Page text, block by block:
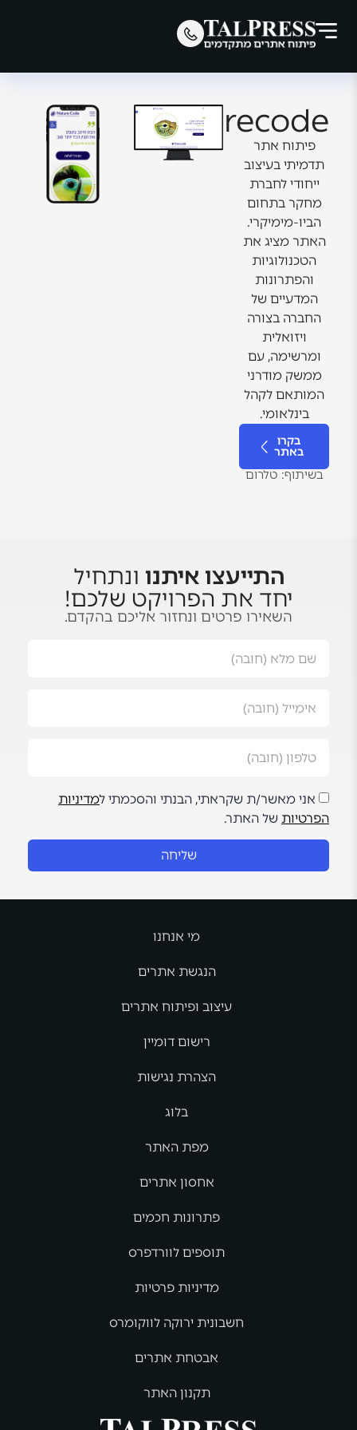
Naturecode
פיתוח אתר
תדמיתי בעיצוב
ייחודי לחברת
מחקר בתחום
הביו-מימיקרי.
האתר מציג את
הטכנולוגיות
והפתרונות
המדעיים של
החברה בצורה
ויזואלית
ומרשימה, עם
ממשק מודרני
המותאם לקהל
בינלאומי.
בקרו
באתר
בשיתוף: טלרום
התייעצו איתנו ונתחיל
יחד את הפרויקט שלכם!
השאירו פרטים ונחזור אליכם בהקדם.
אני מאשר/ת שקראתי, הבנתי והסכמתי למדיניות
הפרטיות של האתר.
שליחה
מי אנחנו
הנגשת אתרים
עיצוב ופיתוח אתרים
רישום דומיין
הצהרת נגישות
בלוג
מפת האתר
אחסון אתרים
פתרונות חכמים
תוספים לוורדפרס
מדיניות פרטיות
חשבונית ירוקה לווקומרס
אבטחת אתרים
תקנון האתר